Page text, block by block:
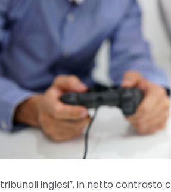
tribunali inglesi”, in netto contrasto